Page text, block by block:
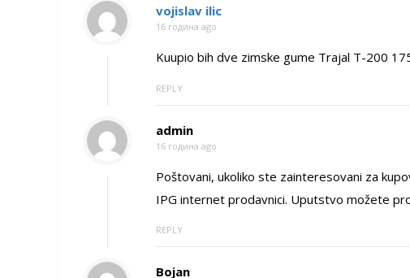
vojislav ilic
16 година ago
Kuupio bih dve zimske gume Trajal T-200
REPLY
admin
16 година ago
Poštovani, ukoliko ste zainteresovani za
IPG internet prodavnici. Uputstvo možete
REPLY
Bojan